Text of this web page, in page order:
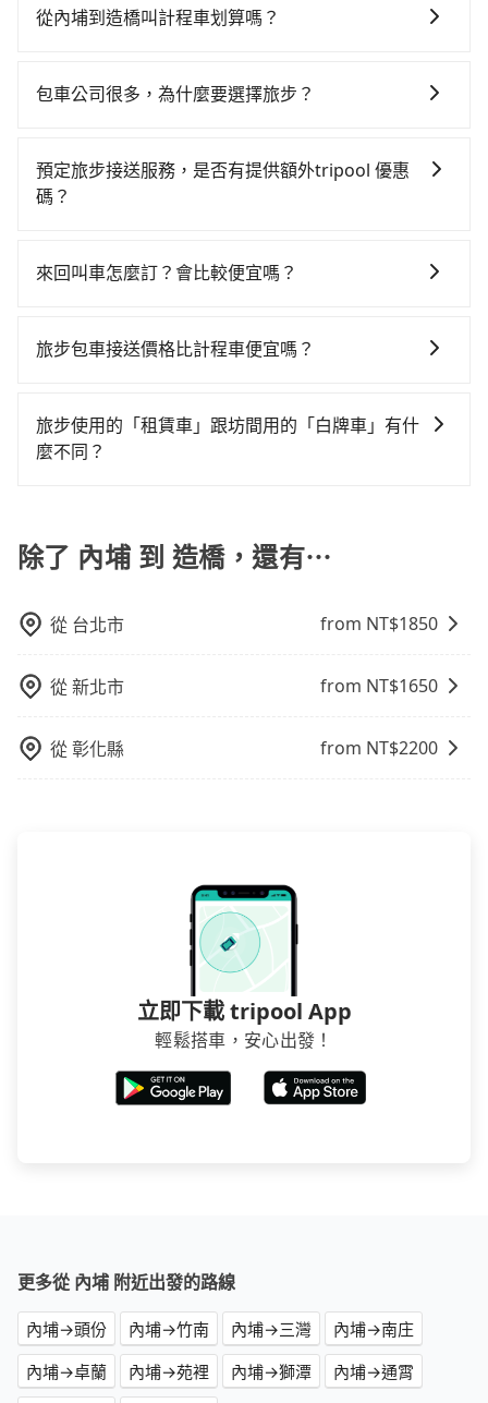
縣內埔鄉前往最靠近的左營高鐵站，叫一輛計程車花費
的高鐵從左營站前往苗栗高鐵站，每人票價1,060元，再
地。全程加上轉車時間共3小時3分鐘，假設4位同行，高
鐵加轉乘之平均每人花費為1,410元。不過屏東縣領有合
300倍。縱使幸運攔到一輛小黃了，屏東縣少部分小黃司
均花費約1,380元，費時3小時33分鐘。長距離移動確實
tripool還是比較划算的。如果你是三人以下要乘車，也
可參考tripool的拼車共乘服務，最多可再節省50%的交
間租車公司，如果不想額外花時間搭車前往鄰近市區租
從內埔到造橋叫計程車划算嗎？
灣大車隊和Yoxi，如果在路邊攔不到車，也可考慮打電
元間，但如改預約tripool可省高達$1,200。但如果你無
法提前預約，或偏好臨時叫車，那要注意屏東縣僅有合
果當天或隔天也要原路返回，苗栗縣造橋鄉的計程車也
最好先上網預約，以免當場被坑受騙。綜合以上，無論
包車公司很多，為什麼要選擇旅步？
策也是完全透明的，不會有任何隱藏費用。此外，我們
提供更彈性的取消訂單規定，並致力於提供高品質的包
預定旅步接送服務，是否有提供額外tripool 優惠
碼？
折優惠，只需在預定去程時勾選下方選項：「預定來
來回叫車怎麼訂？會比較便宜嗎？
趟車的資訊，所以如果需要來回叫車，請分兩筆訂單預
不限單程或來回。
旅步包車接送價格比計程車便宜嗎？
遇塞車、停紅燈時等低速行駛時還需額外加價不同，旅
步費用比計程車低，且能讓您更能輕鬆掌握交通開支。
旅步使用的「租賃車」跟坊間用的「白牌車」有什
麼不同？
為旅步貴賓服務用車。與一些私家車充當營業用車違法
接載的「白牌車」不同。旅步所使用的車輛合法且符合
除了 內埔 到 造橋，還有⋯
從 台北市 from NT$1850
從新北市 from NT$1650
從彰化縣 from NT$2200
立即下載 tripool App
輕鬆搭車，安心出發！
更多從 內埔 附近出發的路線
內埔→頭份 內埔→竹南 內埔→三灣
內埔→南庄
內埔→卓蘭
內埔→苑裡 內埔→獅潭
內埔→通霄